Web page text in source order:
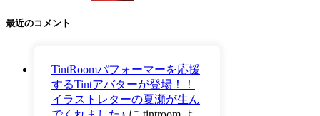
最近のコメント
TintRoomパフォーマーを応援
するTintアバターが登場！！
イラストレターの夏瀬が生ん